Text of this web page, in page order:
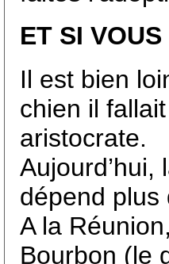
ET SI
Il est bien
chien il
aristocrate.
Aujourd’hui,
dépend plus
A la
Bourbon (le